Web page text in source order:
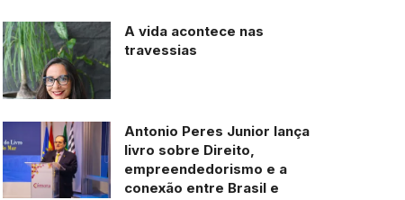
A vida acontece nas
travessias
Antonio Peres Junior lança
livro sobre Direito,
empreendedorismo e a
conexão entre Brasil e